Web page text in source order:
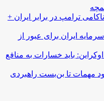
ترامپ در برابر ایران +
ایران برای عبور از
باید خسارات به منافع
مهمات تا بن‌بست راهبردی